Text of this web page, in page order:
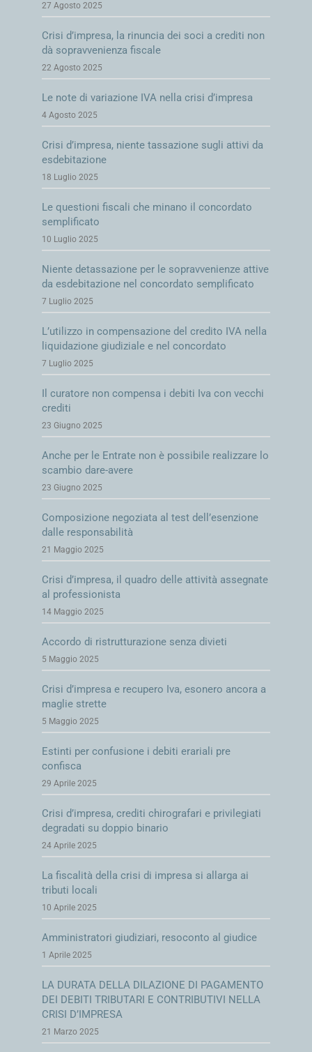
27 Agosto 2025
Crisi d’impresa, la rinuncia dei soci a crediti non
dà sopravvenienza fiscale
22 Agosto 2025
Le note di variazione IVA nella crisi d’impresa
4 Agosto 2025
Crisi d’impresa, niente tassazione sugli attivi da
esdebitazione
18 Luglio 2025
Le questioni fiscali che minano il concordato
semplificato
10 Luglio 2025
Niente detassazione per le sopravvenienze attive
da esdebitazione nel concordato semplificato
7 Luglio 2025
L’utilizzo in compensazione del credito IVA nella
liquidazione giudiziale e nel concordato
7 Luglio 2025
Il curatore non compensa i debiti Iva con vecchi
crediti
23 Giugno 2025
Anche per le Entrate non è possibile realizzare lo
scambio dare-avere
23 Giugno 2025
Composizione negoziata al test dell’esenzione
dalle responsabilità
21 Maggio 2025
Crisi d’impresa, il quadro delle attività assegnate
al professionista
14 Maggio 2025
Accordo di ristrutturazione senza divieti
5 Maggio 2025
Crisi d’impresa e recupero Iva, esonero ancora a
maglie strette
5 Maggio 2025
Estinti per confusione i debiti erariali pre
confisca
29 Aprile 2025
Crisi d’impresa, crediti chirografari e privilegiati
degradati su doppio binario
24 Aprile 2025
La fiscalità della crisi di impresa si allarga ai
tributi locali
10 Aprile 2025
Amministratori giudiziari, resoconto al giudice
1 Aprile 2025
LA DURATA DELLA DILAZIONE DI PAGAMENTO
DEI DEBITI TRIBUTARI E CONTRIBUTIVI NELLA
CRISI D’IMPRESA
21 Marzo 2025